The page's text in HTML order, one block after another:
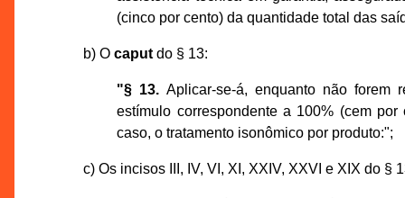
(cinco por cento) da quantidade total das
b) O caputdo § 13:
"§ 13. Aplicar-se-á, enquanto não forem
estímulo correspondente a 100% (cem
caso, o tratamento isonômico por produto:";
c) Os incisos III, IV, VI, XI, XXIV, XXVI e XIX do §